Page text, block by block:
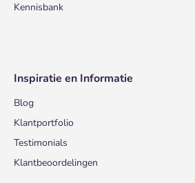
Kennisbank
Inspiratie en Informatie
Blog
Klantportfolio
Testimonials
Klantbeoordelingen